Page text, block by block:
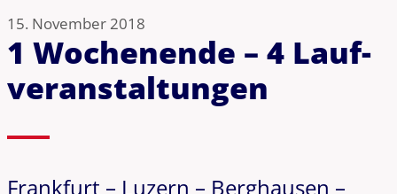
15. November 2018
1 Wochen­ende – 4 Lauf­
veranstal­tungen
Frankfurt – Luzern – Berghausen –